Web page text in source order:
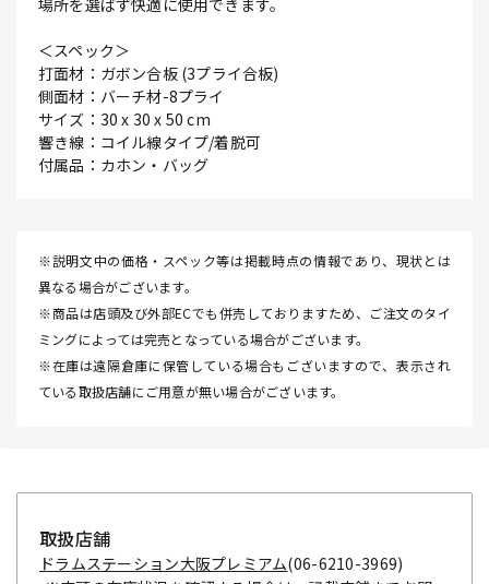
場所を選ばず快適に使用できます。
＜スペック＞
打面材：ガボン合板 (3プライ合板)
側面材：バーチ材-8プライ
サイズ：30 x 30 x 50 cm
響き線：コイル線タイプ/着脱可
付属品：カホン・バッグ
※説明文中の価格・スペック等は掲載時点の情報であり、現状とは
異なる場合がございます。
※商品は店頭及び外部ECでも併売しておりますため、ご注文のタイ
ミングによっては完売となっている場合がございます。
※在庫は遠隔倉庫に保管している場合もございますので、表示され
ている取扱店舗にご用意が無い場合がございます。
取扱店舗
ドラムステーション大阪プレミアム(06-6210-3969)